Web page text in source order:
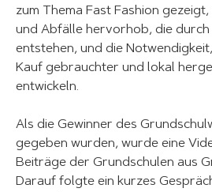
zum Thema Fast Fashion gezeigt,
und Abfälle hervorhob, die durch
entstehen, und die
Kauf gebrauchter und lokal
entwickeln.
Als die Gewinner des
gegeben wurden, wurde eine
Beiträge der Grundschulen aus
Darauf folgte ein kurzes